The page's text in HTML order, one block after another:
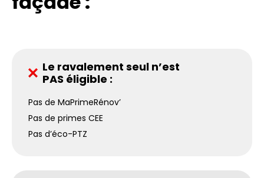
Le ravalement seul n’est
PAS éligible :
Pas de MaPrimeRénov’
Pas de primes CEE
Pas d’éco-PTZ